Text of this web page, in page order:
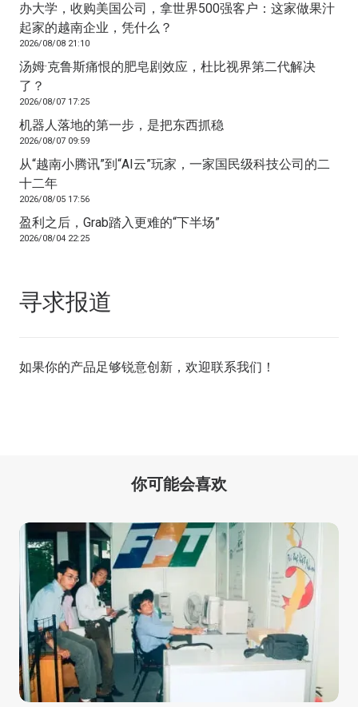
办大学，收购美国公司，拿世界500强客户：这家做果汁
起家的越南企业，凭什么？
2026/08/08 21:10
汤姆·克鲁斯痛恨的肥皂剧效应，杜比视界第二代解决
了？
2026/08/07 17:25
机器人落地的第一步，是把东西抓稳
2026/08/07 09:59
从“越南小腾讯”到“AI云”玩家，一家国民级科技公司的二
十二年
2026/08/05 17:56
盈利之后，Grab踏入更难的“下半场”
2026/08/04 22:25
寻求报道
如果你的产品足够锐意创新，欢迎联系我们 ！
你可能会喜欢